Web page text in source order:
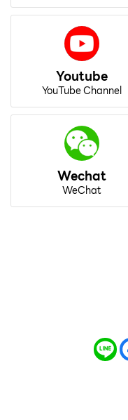
Youtube
YouTube Channel
Wechat
WeChat